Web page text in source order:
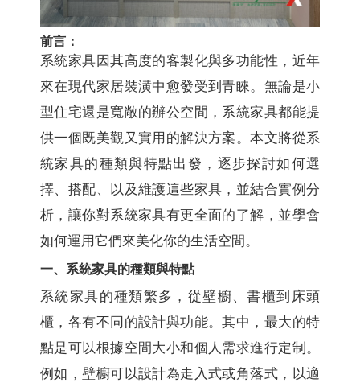
前言：
系統家具因其高度的客製化與多功能性，近年
來在現代家居裝潢中愈發受到青睞。無論是小
型住宅還是寬敞的辦公空間，系統家具都能提
供一個既美觀又實用的解決方案。本文將從系
統家具的種類與特點出發，逐步探討如何選
擇、搭配、以及維護這些家具，並結合實例分
析，讓你對系統家具有更全面的了解，並學會
如何運用它們來美化你的生活空間。
一、系統家具的種類與特點
系統家具的種類繁多，從壁櫥、書櫃到床頭
櫃，各有不同的設計與功能。其中，最大的特
點是可以根據空間大小和個人需求進行定制。
例如，壁櫥可以設計為走入式或角落式，以適